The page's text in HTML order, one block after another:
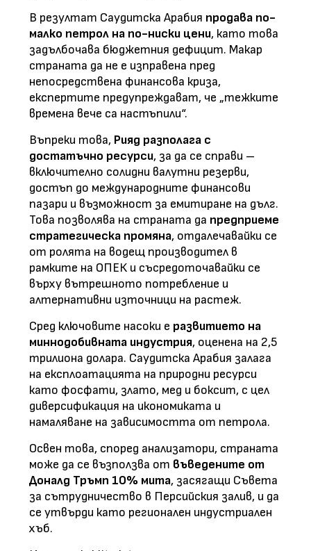
В резултат Саудитска Арабия продава по-
малко петрол на по-ниски цени, като това
задълбочава бюджетния дефицит. Макар
страната да не е изправена пред
непосредствена финансова криза,
експертите предупреждават, че „тежките
времена вече са настъпили“.
Въпреки това, Рияд разполага с
достатъчно ресурси, за да се справи –
включително солидни валутни резерви,
достъп до международните финансови
пазари и възможност за емитиране на дълг.
Това позволява на страната да предприеме
стратегическа промяна, отдалечавайки се
от ролята на водещ производител в
рамките на ОПЕК и съсредоточавайки се
върху вътрешното потребление и
алтернативни източници на растеж.
Сред ключовите насоки е развитието на
миннодобивната индустрия, оценена на 2,5
трилиона долара. Саудитска Арабия залага
на експлоатацията на природни ресурси
като фосфати, злато, мед и боксит, с цел
диверсификация на икономиката и
намаляване на зависимостта от петрола.
Освен това, според анализатори, страната
може да се възползва от въведените от
Доналд Тръмп 10% мита, засягащи Съвета
за сътрудничество в Персийския залив, и да
се утвърди като регионален индустриален
хъб.